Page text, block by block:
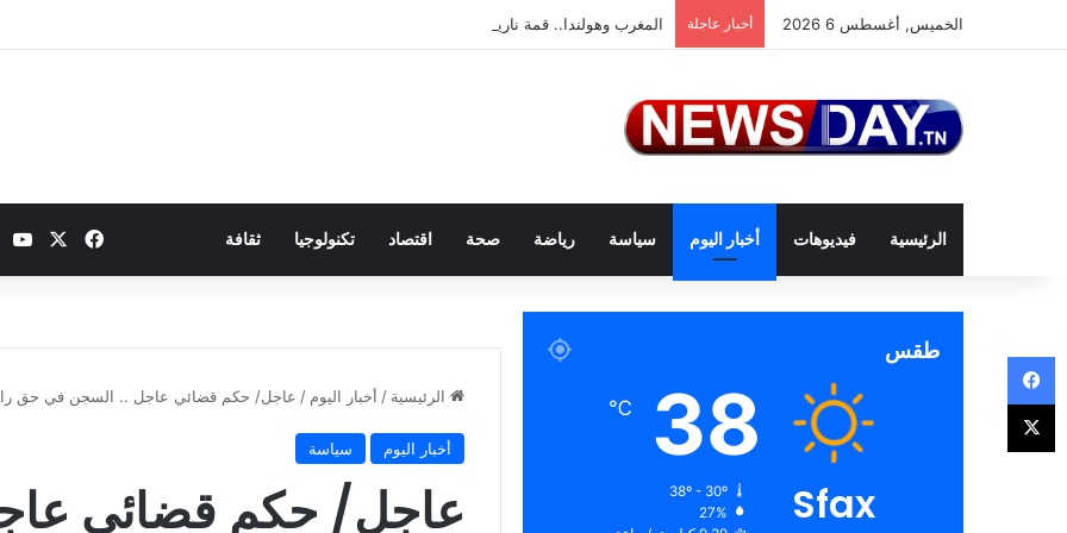
الخميس, أغسطس 6 2026 أخبار عاجلة المغرب وهولندا.. قمة نارية بطموح التأهل إلى ثمن النهائي
الرئيسية فيديوهات أخبار اليوم سياسة رياضة صحة اقتصاد تكنولوجيا ثقافة فيسبوك
الرئيسية / أخبار اليوم / عاجل/ حكم قضائي عاجل .. السجن في حق
أخبار اليوم سياسة
عاجل/ حكم قضائي
طقس
Sfax
38
℃
38º - 30º
27%
فيسبوك
‫X